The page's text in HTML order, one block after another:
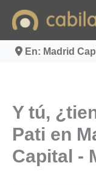
contenido
En: Madrid
Y tú,
Pati en
Capital -